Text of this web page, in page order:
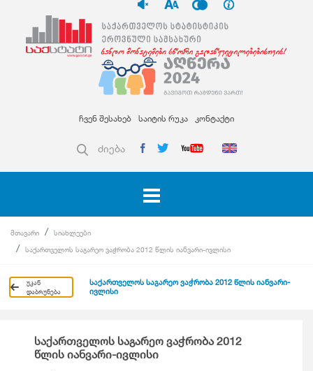
ჩვენ შესახებ საიტის რუკა კონტაქტი
ძიება
მთავარი
სიახლეები
საქართველოს საგარეო ვაჭრობა 2012 წლის იანვარი-ივლისი
უკან
დაბრუნება
საქართველოს საგარეო ვაჭრობა 2012 წლის იანვარი-
ივლისი
საქართველოს საგარეო ვაჭრობა 2012
წლის იანვარი-ივლისი